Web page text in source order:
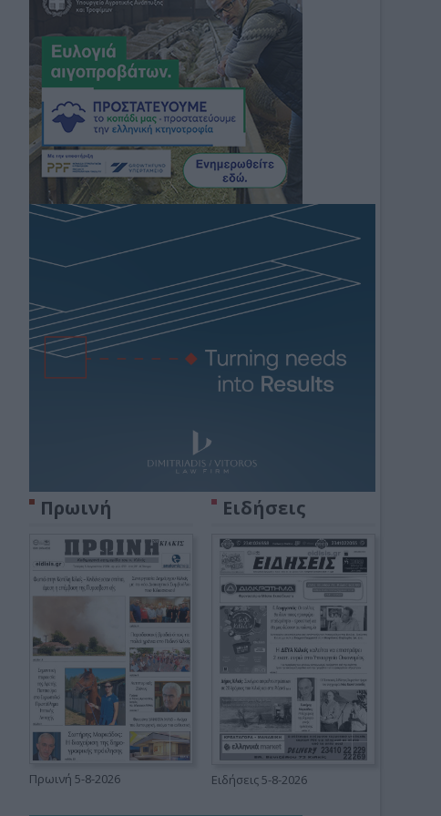
Τερζενίδη, για το
εκτεταμένο πρόγραμμα
ασφαλτοστρώσ εων
στην...
«Εύξεινος Πόντος»
Κορινού στο 2ο
Φεστιβάλ Χορού του
Λυκείου Ελληνίδων
Κιλκίς. Ήταν μαγικό,
γεμάτο χορούς,
Πρωινή
Πρωινή 5-8-2026
Ειδήσεις
Ειδήσεις 5-8-2026